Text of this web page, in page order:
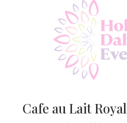
Cafe au Lait Royal